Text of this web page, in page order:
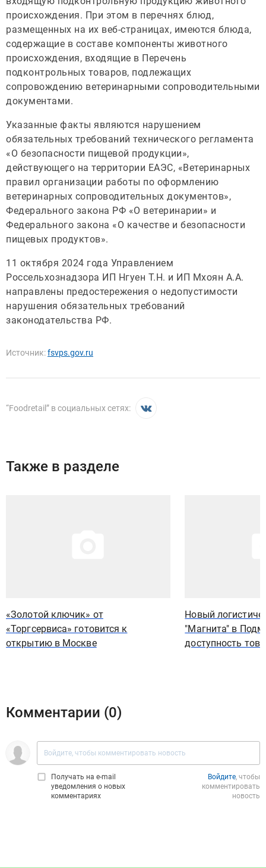
происхождения. При этом в перечнях блюд,
размещенных на их веб-страницах, имеются блюда,
содержащие в составе компоненты животного
происхождения, входящие в Перечень
подконтрольных товаров, подлежащих
сопровождению ветеринарными сопроводительными
документами.
Указанные факты являются нарушением
обязательных требований технического регламента
«О безопасности пищевой продукции»,
действующего на территории ЕАЭС, «Ветеринарных
правил организации работы по оформлению
ветеринарных сопроводительных документов»,
Федерального закона РФ «О ветеринарии» и
Федерального закона «О качестве и безопасности
пищевых продуктов».
11 октября 2024 года Управлением
Россельхознадзора ИП Нгуен Т.Н. и ИП Мхоян А.А.
направлены предостережения о недопустимости
нарушения обязательных требований
законодательства РФ.
Источник:fsvps.gov.ru
“Foodretail” в социальных сетях:
Также в разделе
«Золотой ключик» от
«Торгсервиса» готовится к
открытию в Москве
Новый
"Магнита" в
доступность
Комментарии (0)
Получать на e‑mail
уведомления о новых
комментариях
Войдите, чтобы
комментировать
новость